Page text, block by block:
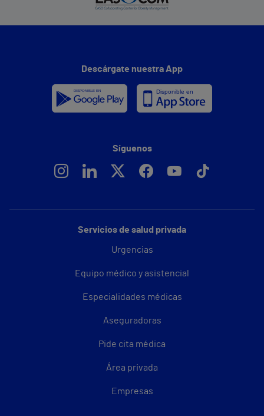
Servicios de salud privada
Urgencias
Equipo médico y asistencial
Especialidades médicas
Aseguradoras
Pide cita médica
Área privada
Empresas
Descárgate nuestra App
Síguenos